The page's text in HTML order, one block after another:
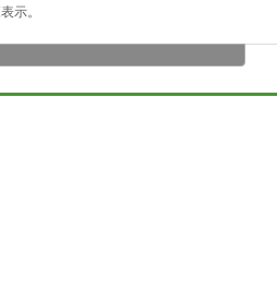
示。
示された場合は、
ルします。
の警告画面が表示された場合は、